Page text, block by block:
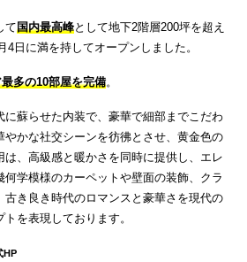
て国内最高峰として地下2階層200坪を超え
4日に満を持してオープンしました。
多の10部屋を完備。
に蘇らせた内装で、豪華で細部までこだわ
やかな社交シーンを彷彿とさせ、黄金色の
は、高級感と暖かさを同時に提供し、エレ
学模様のカーペットや壁面の装飾、クラ
古き良き時代のロマンスと豪華さを現代の
を表現しております。
HP